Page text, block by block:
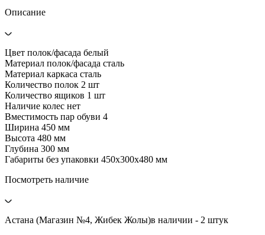
Описание
Цвет полок/фасада белый
Материал полок/фасада сталь
Материал каркаса сталь
Количество полок 2 шт
Количество ящиков 1 шт
Наличие колес нет
Вместимость пар обуви 4
Ширина 450 мм
Высота 480 мм
Глубина 300 мм
Габариты без упаковки 450х300х480 мм
Посмотреть наличие
Астана (Магазин №4, Жибек Жолы)в наличии - 2 штук